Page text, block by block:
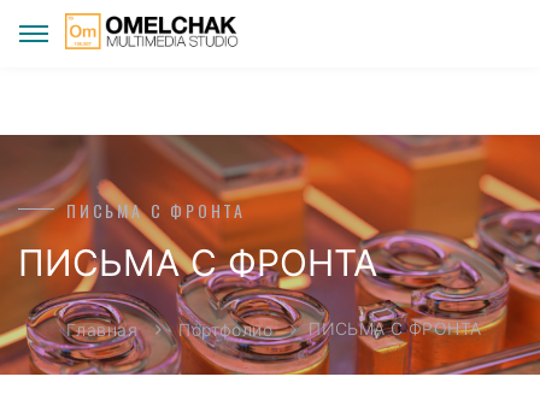
ПИСЬМА С ФРОНТА
ПИСЬМА С ФРОНТА
Главная Портфолио ПИСЬМА С ФРОНТА